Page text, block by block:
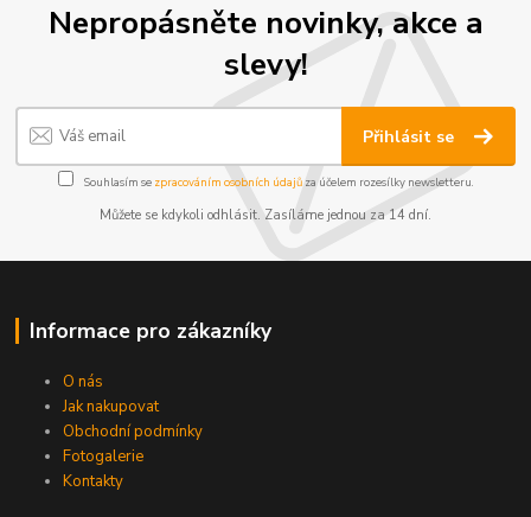
Nepropásněte novinky, akce a
slevy!
Přihlásit se
Souhlasím se zpracováním osobních údajůza účelem rozesílky newsletteru.
Můžete se kdykoli odhlásit. Zasíláme jednou za 14 dní.
Informace pro zákazníky
O nás
Jak nakupovat
Obchodní podmínky
Fotogalerie
Kontakty